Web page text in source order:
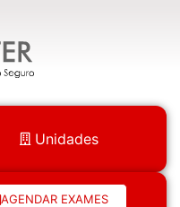
Unidades
AGENDAR EXAMES